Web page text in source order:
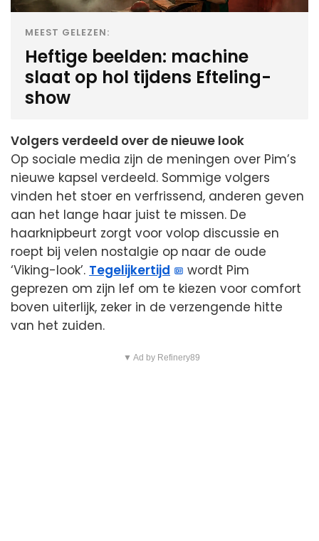
MEEST GELEZEN:
Heftige beelden: machine
slaat op hol tijdens Efteling-
show
Volgers verdeeld over de nieuwe look
Op sociale media zijn de meningen over Pim’s
nieuwe kapsel verdeeld. Sommige volgers
vinden het stoer en verfrissend, anderen geven
aan het lange haar juist te missen. De
haarknipbeurt zorgt voor volop discussie en
roept bij velen nostalgie op naar de oude
‘Viking-look’. Tegelijkertijd
wordt Pim
geprezen om zijn lef om te kiezen voor comfort
boven uiterlijk, zeker in de verzengende hitte
van het zuiden.
▼ Ad by Refinery89